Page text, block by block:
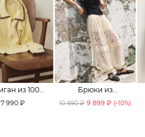
из 100%
TOPTOP
7 990 ₽
Брюки из
смесового хлопка
10 990 ₽ 9 899 ₽ (-10%)